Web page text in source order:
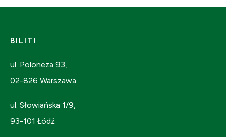
BILITI
ul. Poloneza 93,
02-826 Warszawa
ul. Słowiańska 1/9,
93-101 Łódź